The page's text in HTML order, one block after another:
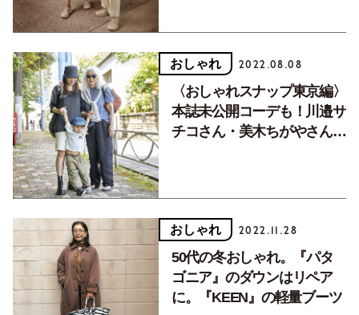
おしゃれ 2022.08.08
〈おしゃれスナップ東京編〉
本誌未公開コーデも！川邉サ
チコさん・美木ちがやさんの
おしゃれ 2022.11.28
50代の冬おしゃれ。『パタ
ゴニア』のダウンはリペア
に。『KEEN』の軽量ブーツ